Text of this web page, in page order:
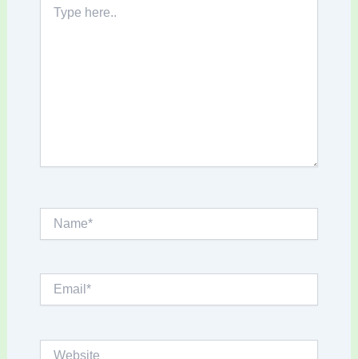
here..
Email*